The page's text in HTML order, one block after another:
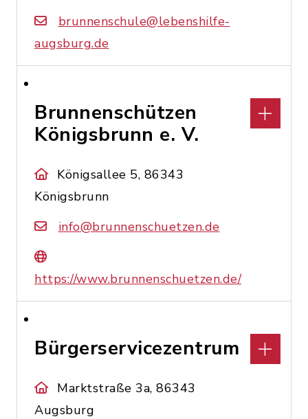
brunnenschule@lebenshilfe-
augsburg.de
Brunnenschützen
Königsbrunn e. V.
Königsallee 5, 86343
Königsbrunn
info@brunnenschuetzen.de
https://www.brunnenschuetzen.de/
Bürgerservicezentrum
Marktstraße 3a, 86343
Augsburg